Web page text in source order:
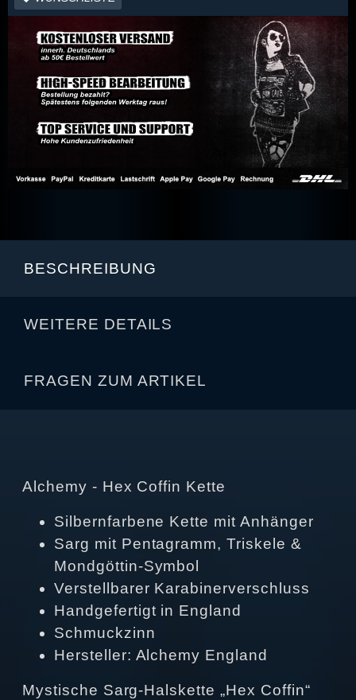
BESCHREIBUNG
WEITERE DETAILS
FRAGEN ZUM ARTIKEL
Alchemy - Hex Coffin Kette
Silbernfarbene Kette mit Anhänger
Sarg mit Pentagramm, Triskele &
Mondgöttin-Symbol
Verstellbarer Karabinerverschluss
Handgefertigt in England
Schmuckzinn
Hersteller: Alchemy England
Mystische Sarg-Halskette „Hex Coffin“